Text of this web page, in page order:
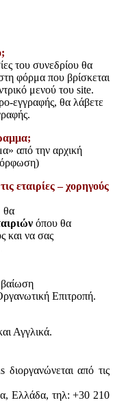
του συνεδρίου θα
φόρμα που βρίσκεται
μενού του site.
εγγραφής, θα λάβετε
από την αρχική
εταιρίες – χορηγούς
θα
όπου θα
και να σας
Επιτροπή.
Αγγλικά.
από τις
Ελλάδα, τηλ: +30 210